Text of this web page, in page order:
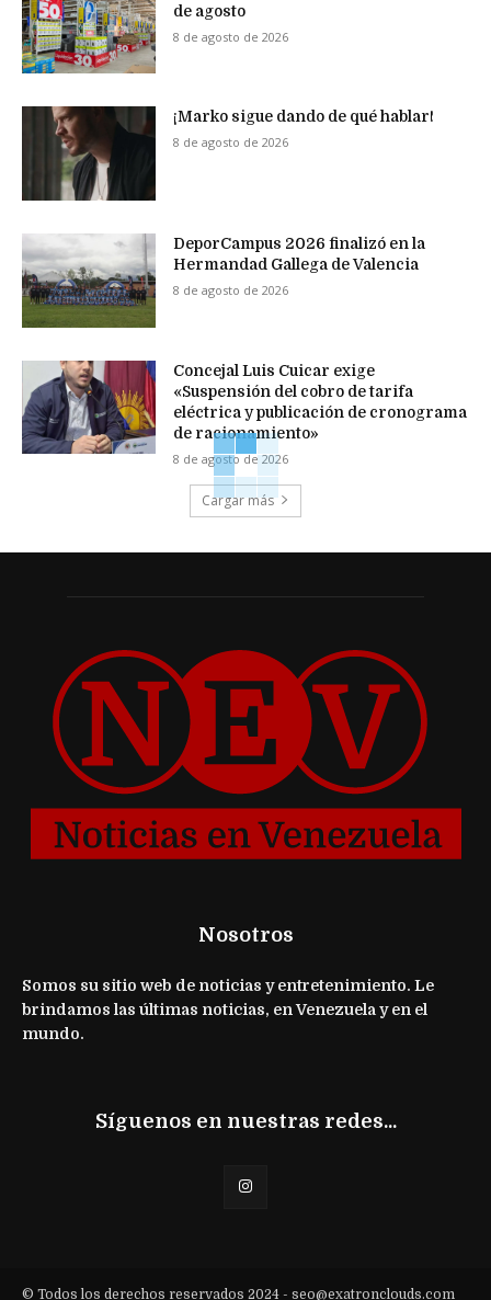
de agosto
8 de agosto de 2026
¡Marko sigue dando de qué hablar!
8 de agosto de 2026
DeporCampus 2026 finalizó en la
Hermandad Gallega de Valencia
8 de agosto de 2026
Concejal Luis Cuicar exige
«Suspensión del cobro de tarifa
eléctrica y publicación de cronograma
de racionamiento»
8 de agosto de 2026
Cargar más
Nosotros
Somos su sitio web de noticias y entretenimiento. Le
brindamos las últimas noticias, en Venezuela y en el
mundo.
Síguenos en nuestras redes...
© Todos los derechos reservados 2024 - seo@exatronclouds.com